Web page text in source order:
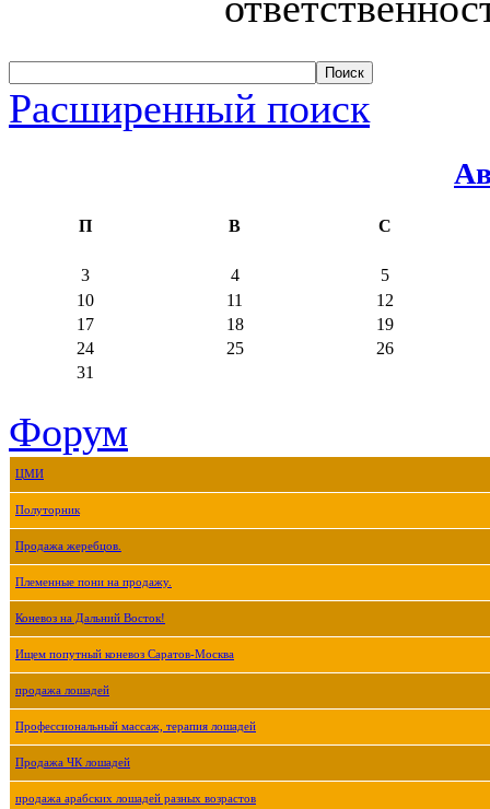
Расширенный поиск
П В С
3 4
5
10
11
12
17
18
19
24
25
26
31
Форум
ЦМИ
Полуторник
Продажа жеребцов.
Племенные пони на продажу.
Коневоз на Дальний Восток!
Ищем попутный коневоз Саратов-Москва
продажа лошадей
Профессиональный массаж, терапия лошадей
Продажа ЧК лошадей
продажа арабских лошадей разных возрастов